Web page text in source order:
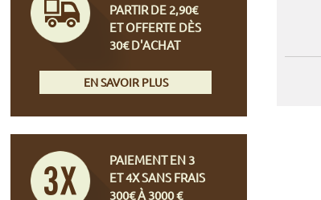
PARTIR DE 2,90€
ET OFFERTE DÈS
30€ D'ACHAT
EN SAVOIR PLUS
PAIEMENT EN 3
ET 4X SANS FRAIS
300€ À 3000 €